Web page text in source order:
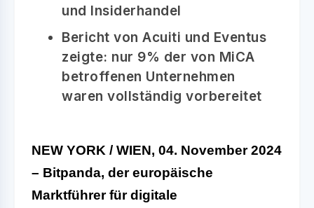
und Insiderhandel
Bericht von Acuiti und Eventus
zeigte: nur 9% der von MiCA
betroffenen Unternehmen
waren vollständig vorbereitet
NEW YORK / WIEN, 04. November 2024
– Bitpanda, der europäische
Marktführer für digitale